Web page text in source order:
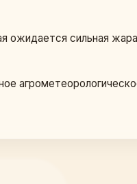
ожидается сильная